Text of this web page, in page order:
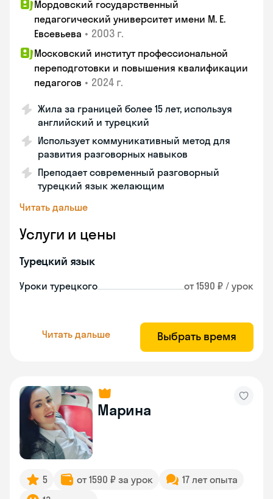
Мордовский государственный
педагогический университет имени М. Е.
Евсевьева • 2003 г.
Московский институт профессиональной
переподготовки и повышения квалификации
педагогов • 2024 г.
Жила за границей более 15 лет, используя
английский и турецкий
Использует коммуникативный метод для
развития разговорных навыков
Преподает современный разговорный
турецкий язык желающим
Читать дальше
Услуги и цены
Турецкий язык
Уроки турецкого от 1590 ₽ / урок
Читать дальше Выбрать время
Марина
5 от 1590 ₽ за урок
17 лет опыта